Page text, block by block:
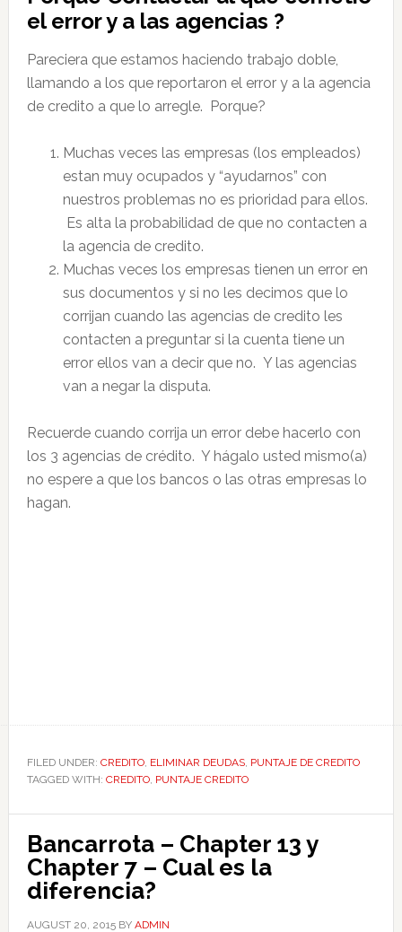
el error y a las agencias ?
Pareciera que estamos haciendo trabajo doble,
llamando a los que reportaron el error y a la agencia
de credito a que lo arregle. Porque?
Muchas veces las empresas (los empleados)
estan muy ocupados y “ayudarnos” con
nuestros problemas no es prioridad para ellos.
Es alta la probabilidad de que no contacten a
la agencia de credito.
Muchas veces los empresas tienen un error en
sus documentos y si no les decimos que lo
corrijan cuando las agencias de credito les
contacten a preguntar si la cuenta tiene un
error ellos van a decir que no. Y las agencias
van a negar la disputa.
Recuerde cuando corrija un error debe hacerlo con
los 3 agencias de crédito. Y hágalo usted mismo(a)
no espere a que los bancos o las otras empresas lo
hagan.
FILED UNDER: CREDITO, ELIMINAR DEUDAS, PUNTAJE DE CREDITO
TAGGED WITH: CREDITO, PUNTAJE CREDITO
Bancarrota – Chapter 13 y
Chapter 7 – Cual es la
diferencia?
AUGUST 20, 2015BY ADMIN